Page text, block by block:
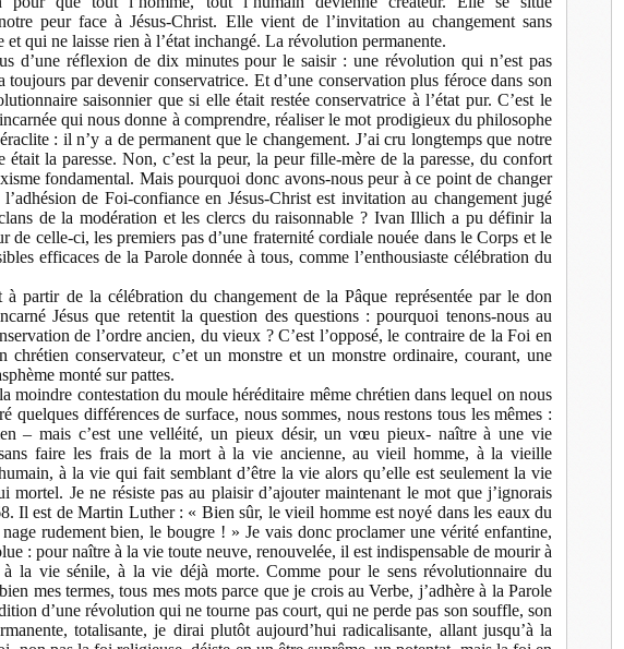
peur face à Jésus-Christ. Elle vient de l’invitation au changement sans
et qui ne laisse rien à l’état inchangé. La révolution permanente.
d’une réflexion de dix minutes pour le saisir : une révolution qui n’est pas
toujours par devenir conservatrice. Et d’une conservation plus féroce dans son
saisonnier que si elle était restée conservatrice à l’état pur. C’est le
qui nous donne à comprendre, réaliser le mot prodigieux du philosophe
: il n’y a de permanent que le changement. J’ai cru longtemps que notre
était la paresse. Non, c’est la peur, la peur fille-mère de la paresse, du confort
fondamental. Mais pourquoi donc avons-nous peur à ce point de changer
de Foi-confiance en Jésus-Christ est invitation au changement jugé
de la modération et les clercs du raisonnable ? Ivan Illich a pu définir la
de celle-ci, les premiers pas d’une fraternité cordiale nouée dans le Corps et le
efficaces de la Parole donnée à tous, comme l’enthousiaste célébration du
à partir de la célébration du changement de la Pâque représentée par le don
Jésus que retentit la question des questions : pourquoi tenons-nous au
de l’ordre ancien, du vieux ? C’est l’opposé, le contraire de la Foi en
chrétien conservateur, c’et un monstre et un monstre ordinaire, courant, une
monté sur pattes.
moindre contestation du moule héréditaire même chrétien dans lequel on nous
quelques différences de surface, nous sommes, nous restons tous les mêmes :
– mais c’est une velléité, un pieux désir, un vœu pieux- naître à une vie
faire les frais de la mort à la vie ancienne, au vieil homme, à la vieille
à la vie qui fait semblant d’être la vie alors qu’elle est seulement la vie
mortel. Je ne résiste pas au plaisir d’ajouter maintenant le mot que j’ignorais
Il est de Martin Luther : « Bien sûr, le vieil homme est noyé dans les eaux du
rudement bien, le bougre ! » Je vais donc proclamer une vérité enfantine,
: pour naître à la vie toute neuve, renouvelée, il est indispensable de mourir à
la vie sénile, à la vie déjà morte. Comme pour le sens révolutionnaire du
mes termes, tous mes mots parce que je crois au Verbe, j’adhère à la Parole
d’une révolution qui ne tourne pas court, qui ne perde pas son souffle, son
totalisante, je dirai plutôt aujourd’hui radicalisante, allant jusqu’à la